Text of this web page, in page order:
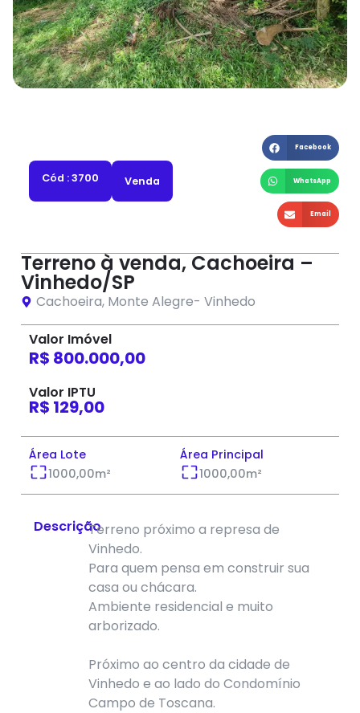
Cód : 3700 Venda
Facebook
WhatsApp
Email
Terreno à venda, Cachoeira –
Vinhedo/SP
Cachoeira, Monte Alegre- Vinhedo
Valor Imóvel
R$ 800.000,00
Valor IPTU
R$ 129,00
Área Lote
1000,00m²
Área Principal
1000,00m²
DescriçãoTerreno próximo a represa de
Vinhedo.
Para quem pensa em construir sua
casa ou chácara.
Ambiente residencial e muito
arborizado.
Próximo ao centro da cidade de
Vinhedo e ao lado do Condomínio
Campo de Toscana.